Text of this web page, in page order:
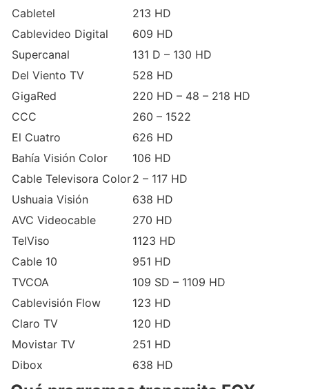
Cabletel
213 HD
Cablevideo Digital
609 HD
Supercanal
131 D – 130 HD
Del Viento TV
528 HD
GigaRed
220 HD – 48 – 218 HD
CCC
260 – 1522
El Cuatro
626 HD
Bahía Visión Color
106 HD
Cable Televisora Color2 – 117 HD
Ushuaia Visión
638 HD
AVC Videocable
270 HD
TelViso
1123 HD
Cable 10
951 HD
TVCOA
109 SD – 1109 HD
Cablevisión Flow
123 HD
Claro TV
120 HD
Movistar TV
251 HD
Dibox
638 HD